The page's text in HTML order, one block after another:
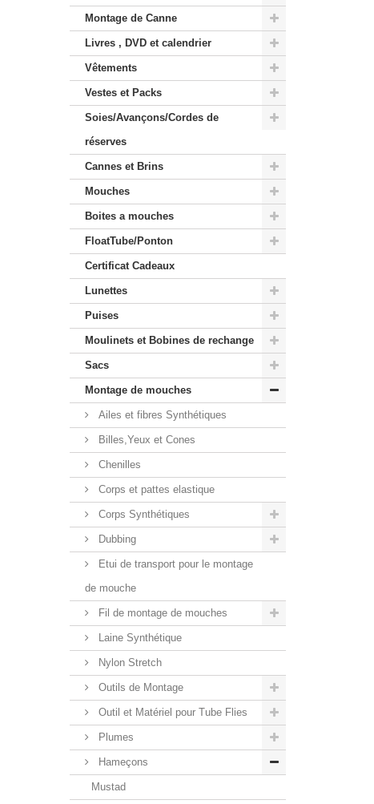
Montage de Canne
Livres , DVD et calendrier
Vêtements
Vestes et Packs
Soies/Avançons/Cordes de
réserves
Cannes et Brins
Mouches
Boites a mouches
FloatTube/Ponton
Certificat Cadeaux
Lunettes
Puises
Moulinets et Bobines de rechange
Sacs
Montage de mouches
Ailes et fibres Synthétiques
Billes,Yeux et Cones
Chenilles
Corps et pattes elastique
Corps Synthétiques
Dubbing
Etui de transport pour le montage
de mouche
Fil de montage de mouches
Laine Synthétique
Nylon Stretch
Outils de Montage
Outil et Matériel pour Tube Flies
Plumes
Hameçons
Mustad